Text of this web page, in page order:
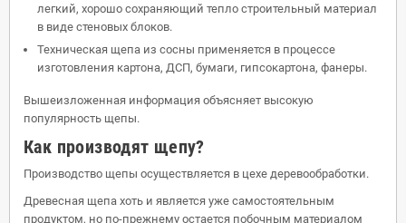
легкий, хорошо сохраняющий тепло строительный материал
в виде стеновых блоков.
Техническая щепа из сосны применяется в процессе
изготовления картона, ДСП, бумаги, гипсокартона, фанеры.
Вышеизложенная информация объясняет высокую
популярность щепы.
Как производят щепу?
Производство щепы осуществляется в цехе деревообработки.
Древесная щепа хоть и является уже самостоятельным
продуктом, но по-прежнему остается побочным материалом